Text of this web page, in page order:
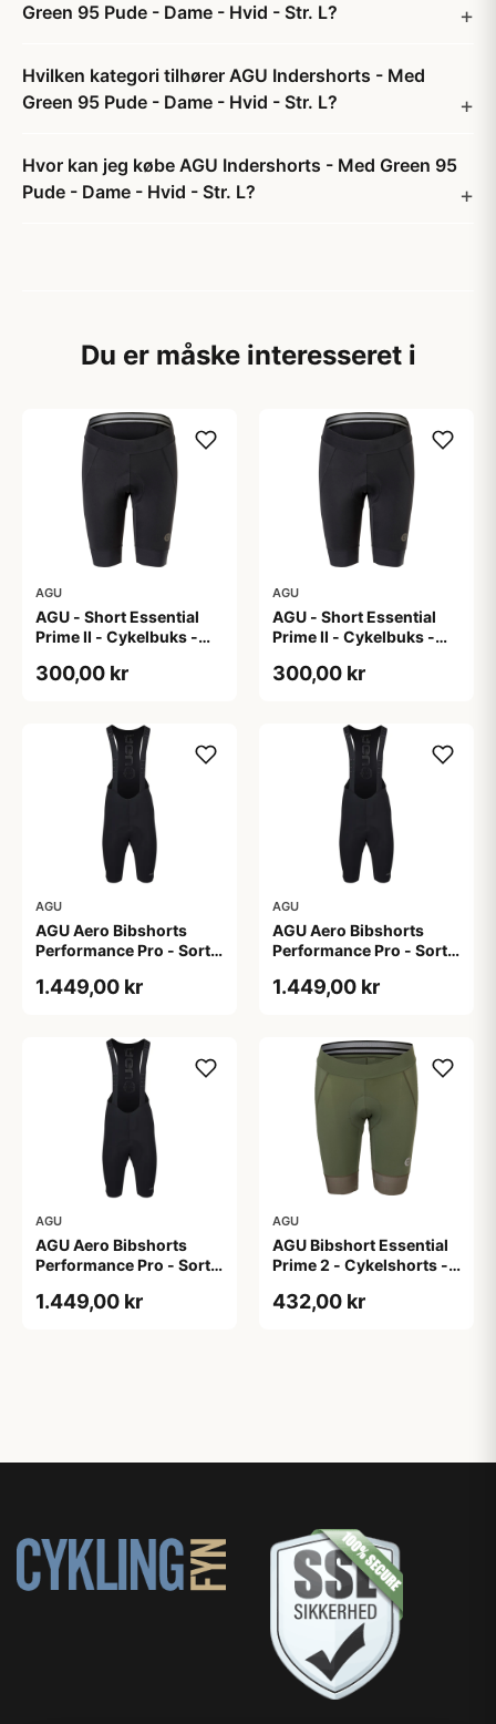
Green 95 Pude - Dame - Hvid - Str. L?
Hvilken kategori tilhører AGU Indershorts - Med
Green 95 Pude - Dame - Hvid - Str. L?
Hvor kan jeg købe AGU Indershorts - Med Green 95
Pude - Dame - Hvid - Str. L?
Du er måske interesseret i
AGU
AGU - Short Essential
Prime II - Cykelbuks -
300,00 kr
AGU
AGU - Short Essential
Prime II - Cykelbuks -
300,00 kr
AGU
AGU Aero Bibshorts
Performance Pro - Sort -
1.449,00 kr
AGU
AGU Aero Bibshorts
Performance Pro - Sort -
1.449,00 kr
AGU
AGU Aero Bibshorts
Performance Pro - Sort -
1.449,00 kr
AGU
AGU Bibshort Essential
Prime 2 - Cykelshorts -
2XL
432,00 kr